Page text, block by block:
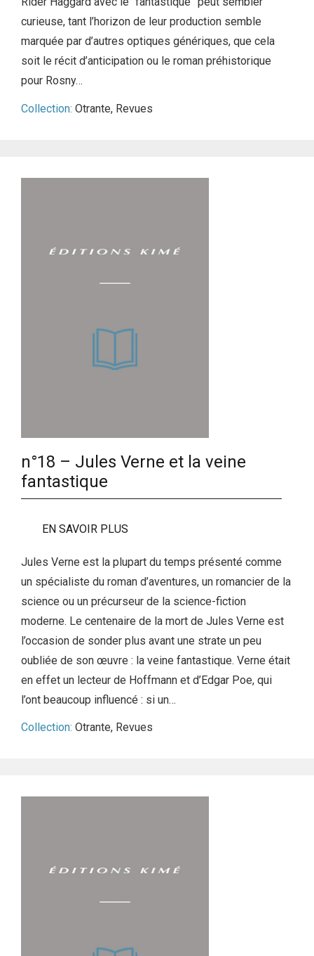
curieuse, tant l’horizon de leur production semble
marquée par d’autres optiques génériques, que cela
soit le récit d’anticipation ou le roman préhistorique
pour Rosny…
Collection: Otrante, Revues
n°18 – Jules Verne et la veine
fantastique
EN SAVOIR PLUS
Jules Verne est la plupart du temps présenté comme
un spécialiste du roman d’aventures, un romancier de la
science ou un précurseur de la science-fiction
moderne. Le centenaire de la mort de Jules Verne est
l’occasion de sonder plus avant une strate un peu
oubliée de son œuvre : la veine fantastique. Verne était
en effet un lecteur de Hoffmann et d’Edgar Poe, qui
l’ont beaucoup influencé : si un…
Collection: Otrante, Revues